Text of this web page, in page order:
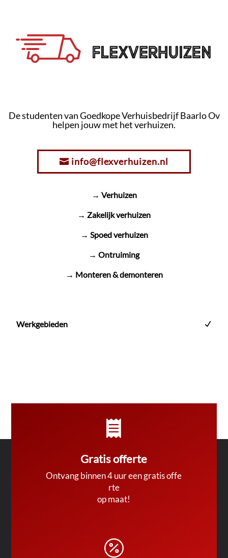
De studenten van Goedkope Verhuisbedrijf Baarlo Ov
helpen jouw met het verhuizen.
info@flexverhuizen.nl
→ Verhuizen
→ Zakelijk verhuizen
→ Spoed verhuizen
→ Ontruiming
→ Monteren & demonteren
Werkgebieden

Gratis offerte
Ontvang binnen 4 uur een gratis offe
rte
op maat!
